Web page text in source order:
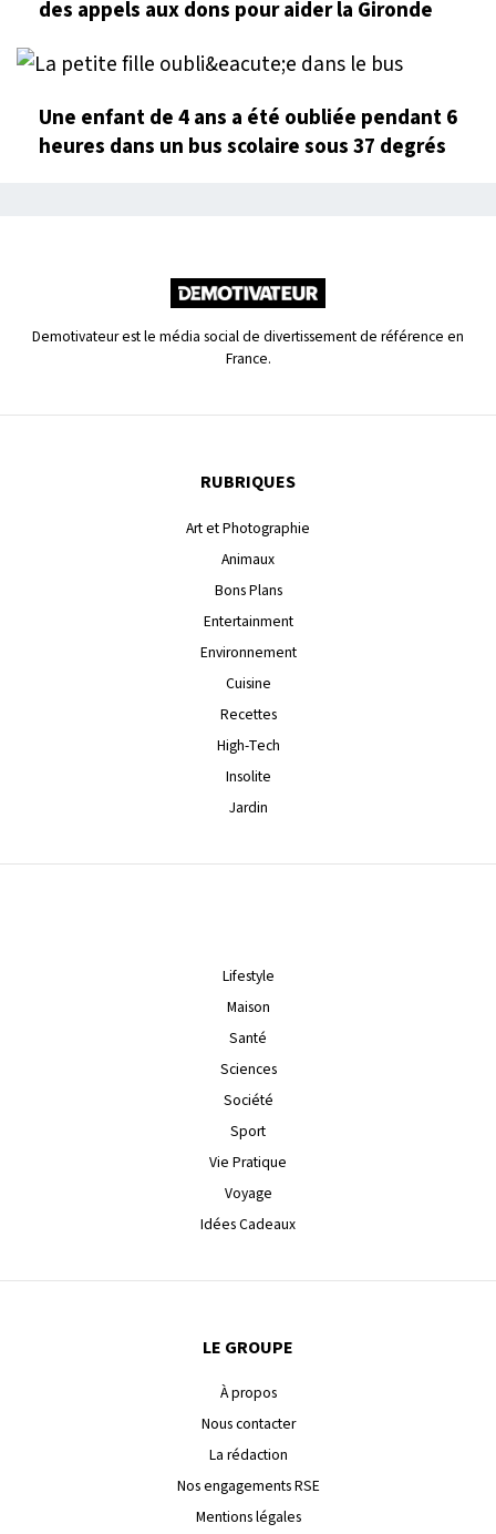
des appels aux dons pour aider la Gironde
Une enfant de 4 ans a été oubliée pendant 6
heures dans un bus scolaire sous 37 degrés
Demotivateur est le média social de divertissement de référence en
France.
RUBRIQUES
Art et Photographie
Animaux
Bons Plans
Entertainment
Environnement
Cuisine
Recettes
High-Tech
Insolite
Jardin
Lifestyle
Maison
Santé
Sciences
Société
Sport
Vie Pratique
Voyage
Idées Cadeaux
LE GROUPE
À propos
Nous contacter
La rédaction
Nos engagements RSE
Mentions légales